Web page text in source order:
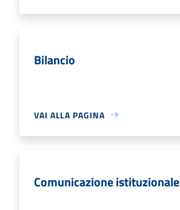
Bilancio
VAI ALLA PAGINA
Comunicazione istituzionale